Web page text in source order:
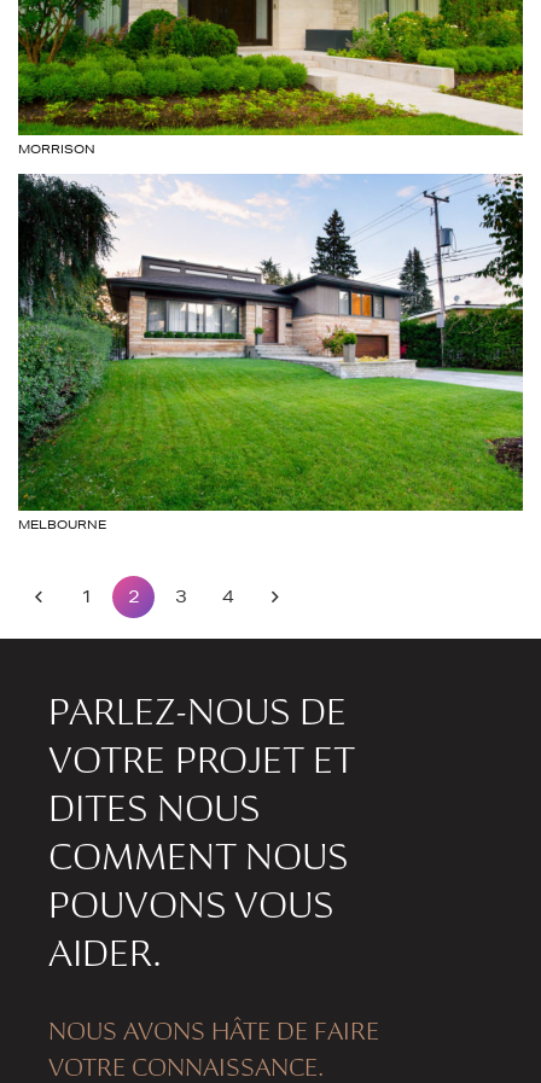
MORRISON
MELBOURNE
1 2 3 4
PARLEZ-NOUS DE
VOTRE PROJET ET
DITES NOUS
COMMENT NOUS
POUVONS VOUS
AIDER.
NOUS AVONS HÂTE DE FAIRE
VOTRE CONNAISSANCE.